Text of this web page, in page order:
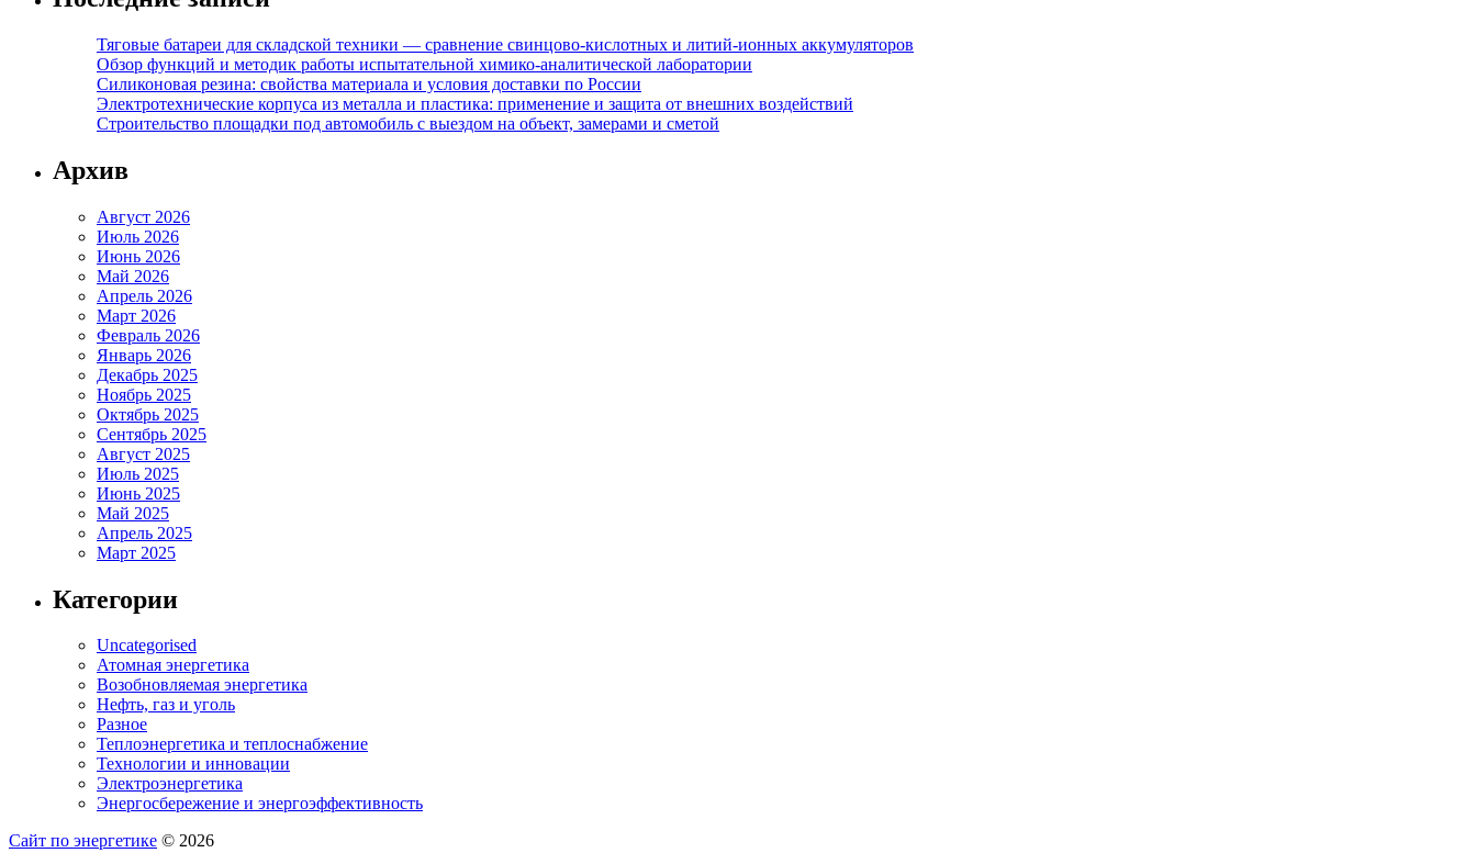
Тяговые батареи для складской техники — сравнение свинцово-кислотных и литий-ионных аккумуляторов
Обзор функций и методик работы испытательной химико-аналитической лаборатории
Силиконовая резина: свойства материала и условия доставки по России
Электротехнические корпуса из металла и пластика: применение и защита от внешних воздействий
Строительство площадки под автомобиль с выездом на объект, замерами и сметой
Архив
Август 2026
Июль 2026
Июнь 2026
Май 2026
Апрель 2026
Март 2026
Февраль 2026
Январь 2026
Декабрь 2025
Ноябрь 2025
Октябрь 2025
Сентябрь 2025
Август 2025
Июль 2025
Июнь 2025
Май 2025
Апрель 2025
Март 2025
Категории
Uncategorised
Атомная энергетика
Возобновляемая энергетика
Нефть, газ и уголь
Разное
Теплоэнергетика и теплоснабжение
Технологии и инновации
Электроэнергетика
Энергосбережение и энергоэффективность
Сайт по энергетике © 2026